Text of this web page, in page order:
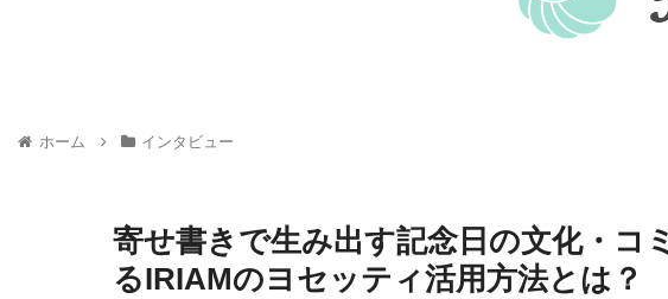
ホーム インタビュー
寄せ書きで生み出す記念日の文化・コ
るIRIAMのヨセッティ活用方法とは？